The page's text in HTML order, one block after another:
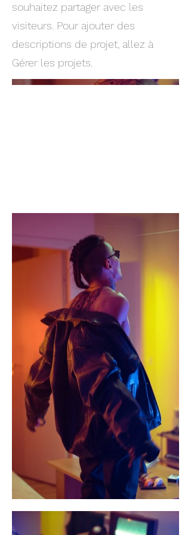
souhaitez partager avec les
visiteurs. Pour ajouter des
descriptions de projet, allez à
Gérer les projets.